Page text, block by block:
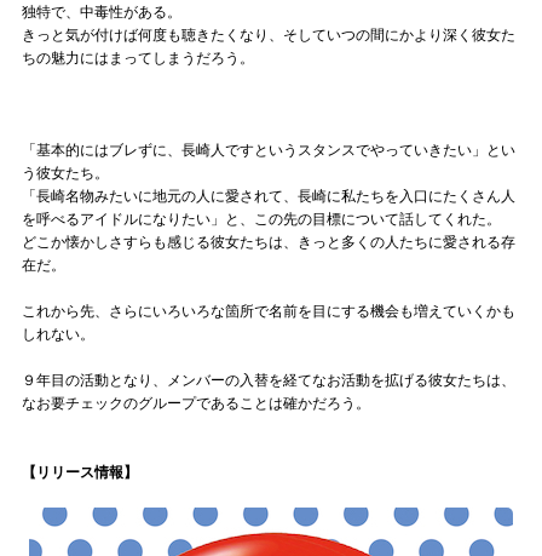
独特で、中毒性がある。
きっと気が付けば何度も聴きたくなり、そしていつの間にかより深く彼女た
ちの魅力にはまってしまうだろう。
「基本的にはブレずに、長崎人ですというスタンスでやっていきたい」とい
う彼女たち。
「長崎名物みたいに地元の人に愛されて、長崎に私たちを入口にたくさん人
を呼べるアイドルになりたい」と、この先の目標について話してくれた。
どこか懐かしさすらも感じる彼女たちは、きっと多くの人たちに愛される存
在だ。
これから先、さらにいろいろな箇所で名前を目にする機会も増えていくかも
しれない。
９年目の活動となり、メンバーの入替を経てなお活動を拡げる彼女たちは、
なお要チェックのグループであることは確かだろう。
【リリース情報】